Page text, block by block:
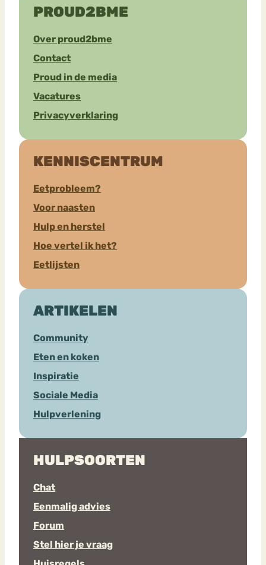
PROUD2BME
Over proud2bme
Contact
Proud in de media
Vacatures
Privacyverklaring
KENNISCENTRUM
Eetprobleem?
Voor naasten
Hulp en herstel
Hoe vertel ik het?
Eetlijsten
ARTIKELEN
Community
Eten en koken
Inspiratie
Sociale Media
Hulpverlening
HULPSOORTEN
Chat
Eenmalig advies
Forum
Stel hier je vraag